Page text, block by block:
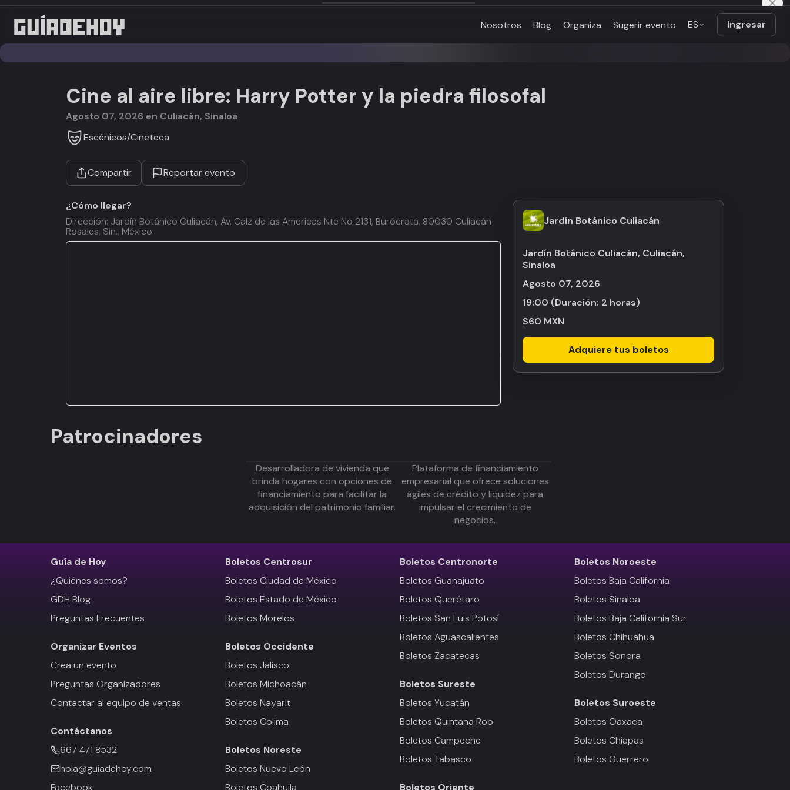
Nosotros Blog Organiza Sugerir evento ES Ingresar
Cine al aire libre: Harry Potter y la piedra filosofal
agosto 07, 2026 en Culiacán, Sinaloa
Escénicos/Cineteca
Compartir Reportar evento
Jardín Botánico Culiacán
Jardín Botánico Culiacán, Culiacán,
Sinaloa
agosto 07, 2026
19:00 (Duración: 2 horas)
$60 MXN
Adquiere tus boletos
¿Cómo llegar?
Dirección: Jardín Botánico Culiacán, Av, Calz de las Americas Nte No 2131, Burócrata, 80030 Culiacán
Rosales, Sin., México
Patrocinadores
Desarrolladora de vivienda que
brinda hogares con opciones de
financiamiento para facilitar la
adquisición del patrimonio familiar.
Plataforma de financiamiento
empresarial que ofrece soluciones
ágiles de crédito y liquidez para
impulsar el crecimiento de
negocios.
Guía de Hoy
¿Quiénes somos?
GDH Blog
Preguntas Frecuentes
Organizar Eventos
Crea un evento
Preguntas Organizadores
Contactar al equipo de ventas
Contáctanos
667 471 8532
hola@guiadehoy.com
Facebook
Boletos Centrosur
Boletos Ciudad de México
Boletos Estado de México
Boletos Morelos
Boletos Occidente
Boletos Jalisco
Boletos Michoacán
Boletos Nayarit
Boletos Colima
Boletos Noreste
Boletos Nuevo León
Boletos Coahuila
Boletos Centronorte
Boletos Guanajuato
Boletos Querétaro
Boletos San Luis Potosí
Boletos Aguascalientes
Boletos Zacatecas
Boletos Sureste
Boletos Yucatán
Boletos Quintana Roo
Boletos Campeche
Boletos Tabasco
Boletos Oriente
Boletos Noroeste
Boletos Baja California
Boletos Sinaloa
Boletos Baja California Sur
Boletos Chihuahua
Boletos Sonora
Boletos Durango
Boletos Suroeste
Boletos Oaxaca
Boletos Chiapas
Boletos Guerrero